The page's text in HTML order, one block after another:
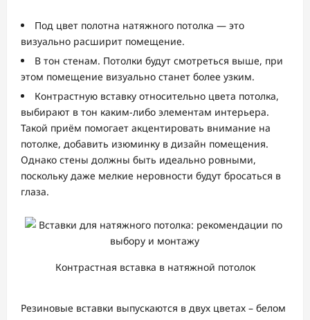
Под цвет полотна натяжного потолка — это
визуально расширит помещение.
В тон стенам. Потолки будут смотреться выше, при
этом помещение визуально станет более узким.
Контрастную вставку относительно цвета потолка,
выбирают в тон каким-либо элементам интерьера.
Такой приём помогает акцентировать внимание на
потолке, добавить изюминку в дизайн помещения.
Однако стены должны быть идеально ровными,
поскольку даже мелкие неровности будут бросаться в
глаза.
Контрастная вставка в натяжной потолок
Резиновые вставки выпускаются в двух цветах – белом